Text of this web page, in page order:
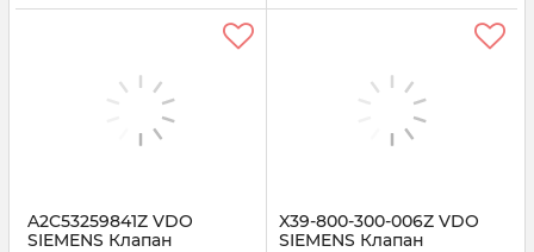
A2C53259841Z VDO
SIEMENS Клапан
X39-800-300-006Z VDO
SIEMENS Клапан